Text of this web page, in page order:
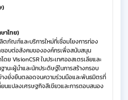
)
าไทย)
ภัณฑ์และบริการใหม่ที่เชื่อมโยงการท่อง
ชอบต่อสังคมขององค์กรเพื่อสนับสนุน
ย VisionCSR ในประเทศออสเตรเลียและ
นะผู้นำและนักประดิษฐ์ในการสร้างกรอบ
างยั่งยืนตลอดจนความร่วมมือและพันธมิตรที่
ยนแปลงเศรษฐกิจสีเขียวและการตอบสนอง